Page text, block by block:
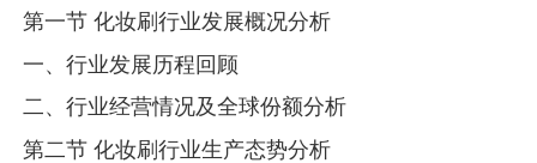
第一节 化妆刷行业发展概况分析
一、行业发展历程回顾
二、行业经营情况及全球份额分析
第二节 化妆刷行业生产态势分析